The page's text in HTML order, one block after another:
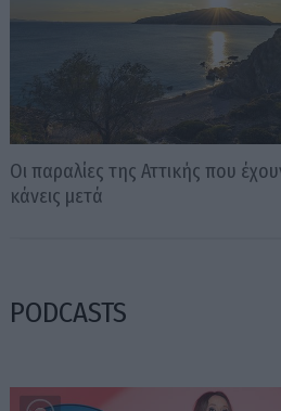
Οι παραλίες της Αττικής που
κάνεις μετά
PODCASTS